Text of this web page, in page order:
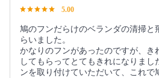
5.00
鳩のフンだらけのベランダの清掃と
らいました。
かなりのフンがあったのですが、き
してもらってとてもきれになりま
ンを取り付けていただいて、これで